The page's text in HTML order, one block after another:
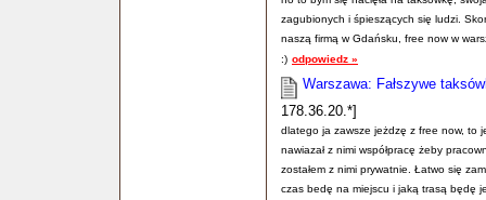
zagubionych i śpieszących się ludzi.
naszą firmą w Gdańsku, free now w
:) odpowiedz »
Warszawa: Fałszywe
178.36.20.*]
dlatego ja zawsze jeżdzę z free now, to
nawiazał z nimi współpracę żeby
zostałem z nimi prywatnie. Łatwo się
czas bedę na miejscu i jaką trasą będę